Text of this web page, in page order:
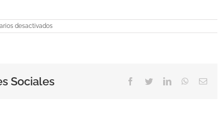
desactivadosen
Espiral
Sociales Facebook
TwitterLinkedInWhatsApp
Email